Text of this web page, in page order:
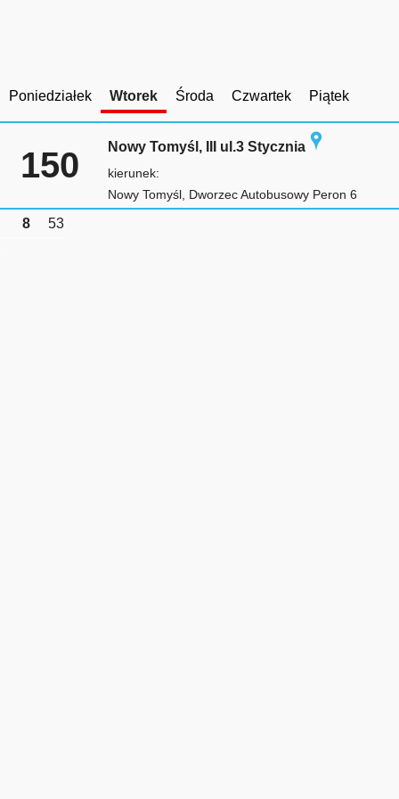
Poniedziałek Wtorek Środa Czwartek Piątek
150 Nowy Tomyśl, III ul.3 Stycznia
kierunek:
Nowy Tomyśl, Dworzec Autobusowy Peron 6
8 53